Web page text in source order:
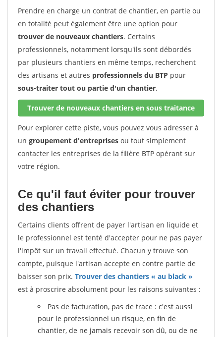
Prendre en charge un contrat de chantier, en partie ou
en totalité peut également être une option pour
trouver de nouveaux chantiers. Certains
professionnels, notamment lorsqu'ils sont débordés
par plusieurs chantiers en même temps, recherchent
des artisans et autres professionnels du BTP pour
sous-traiter tout ou partie d'un chantier.
Trouver de nouveaux chantiers en sous traitance
Pour explorer cette piste, vous pouvez vous adresser à
un groupement d'entreprises ou tout simplement
contacter les entreprises de la filière BTP opérant sur
votre région.
Ce qu'il faut éviter pour trouver
des chantiers
Certains clients offrent de payer l'artisan en liquide et
le professionnel est tenté d'accepter pour ne pas payer
l'impôt sur un travail effectué. Chacun y trouve son
compte, puisque l'artisan accepte en contre partie de
baisser son prix. Trouver des chantiers « au black »
est à proscrire absolument pour les raisons suivantes :
Pas de facturation, pas de trace : c'est aussi
pour le professionnel un risque, en fin de
chantier, de ne jamais recevoir son dû, ou de ne